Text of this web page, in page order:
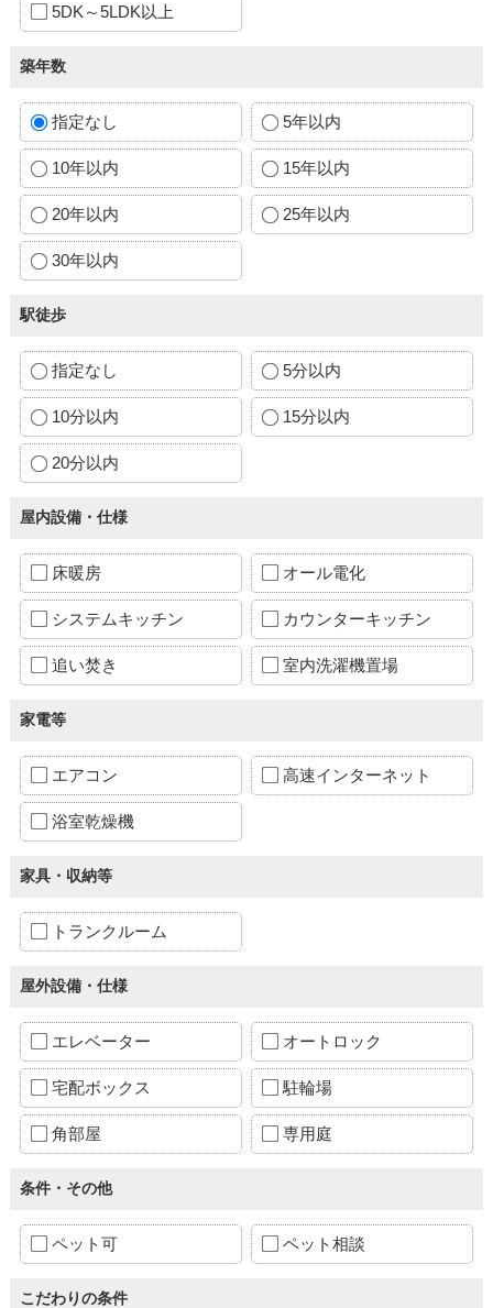
5DK～5LDK以上
築年数
指定なし 5年以内
10年以内 15年以内
20年以内 25年以内
30年以内
駅徒歩
指定なし 5分以内
10分以内 15分以内
20分以内
屋内設備・仕様
床暖房 オール電化
システムキッチン カウンターキッチン
追い焚き 室内洗濯機置場
家電等
エアコン 高速インターネット
浴室乾燥機
家具・収納等
トランクルーム
屋外設備・仕様
エレベーター オートロック
宅配ボックス 駐輪場
角部屋 専用庭
条件・その他
ペット可 ペット相談
こだわりの条件